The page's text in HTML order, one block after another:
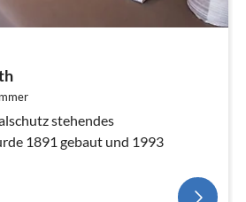
stehendes
1891 gebaut und 1993